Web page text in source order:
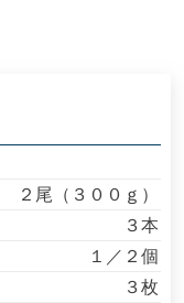
２尾（３００ｇ）
３本
１／２個
３枚